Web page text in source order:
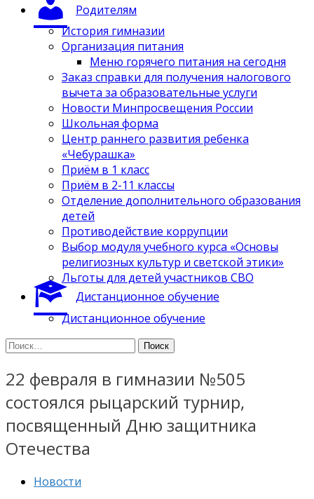
Родителям
История гимназии
Организация питания
Меню горячего питания на сегодня
Заказ справки для получения налогового
вычета за образовательные услуги
Новости Минпросвещения России
Школьная форма
Центр раннего развития ребенка
«Чебурашка»
Приём в 1 класс
Приём в 2-11 классы
Отделение дополнительного образования
детей
Противодействие коррупции
Выбор модуля учебного курса «Основы
религиозных культур и светской этики»
Льготы для детей участников СВО
Дистанционное обучение
Дистанционное обучение
Найти:
22 февраля в гимназии №505
состоялся рыцарский турнир,
посвященный Дню защитника
Отечества
Новости